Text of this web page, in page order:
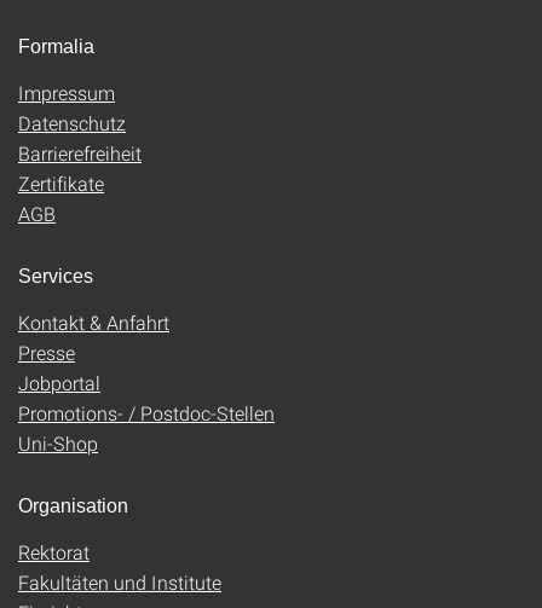
Formalia
Impressum
Datenschutz
Barrierefreiheit
Zertifikate
AGB
Services
Kontakt & Anfahrt
Presse
Jobportal
Promotions- / Postdoc-Stellen
Uni-Shop
Organisation
Rektorat
Fakultäten und Institute